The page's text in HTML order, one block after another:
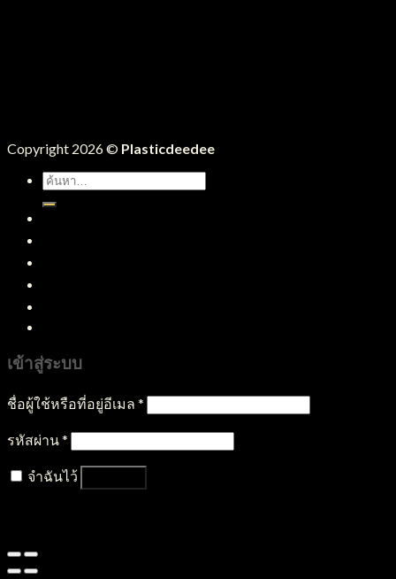
Copyright 2026 © Plasticdeedee
ค้นหา:
เข้าสู่ระบบ
ชื่อผู้ใช้หรือที่อยู่อีเมล *
รหัสผ่าน*
จำฉันไว้